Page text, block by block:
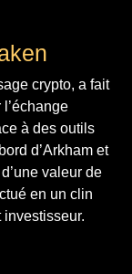
crypto, a fait
à des outils
d’Arkham et
valeur de
en un clin